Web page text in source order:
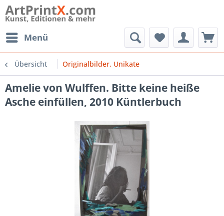
Menü
Übersicht Originalbilder, Unikate
Amelie von Wulffen. Bitte keine heiße
Asche einfüllen, 2010 Küntlerbuch